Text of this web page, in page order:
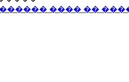
���� ��